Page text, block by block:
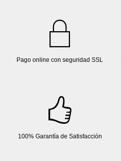
Pago online con seguridad SSL
100% Garantía de Satisfacción